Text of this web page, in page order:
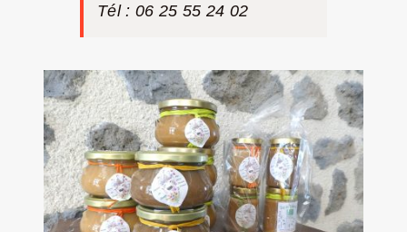
Tél : 06 25 55 24 02